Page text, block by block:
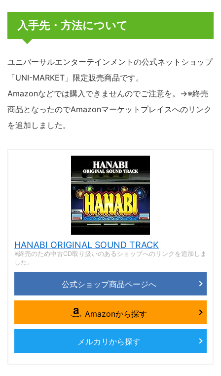
入手先・方法について
ユニバーサルエンターテインメントの公式ネットショップ
「UNI-MARKET」限定販売商品です。
Amazonなどでは購入できませんのでご注意を。→※終売
商品となったのでAmazonマーケットプレイスへのリンク
を追加しました。
HANABI ORIGINAL SOUND TRACK
※終売のため中古CD取り扱いのあるショップへのリンクを追加しま
した。
公式ショップ商品ページへ
Amazonから探す
メルカリから探す